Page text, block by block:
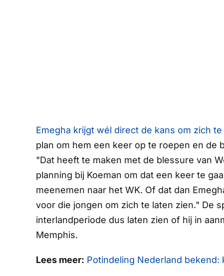
Emegha krijgt wél direct de kans om zich
plan om hem een keer op te roepen en de
"Dat heeft te maken met de blessure van
planning bij Koeman om dat een keer te
meenemen naar het WK. Of dat dan
voor die jongen om zich te laten zien." De
interlandperiode dus laten zien of hij in
Memphis.
Lees meer: Potindeling Nederland bekend: